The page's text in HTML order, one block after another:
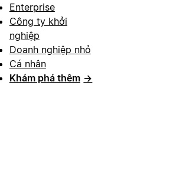
Enterprise
Công ty khởi
nghiệp
Doanh nghiệp nhỏ
Cá nhân
Khám phá thêm →